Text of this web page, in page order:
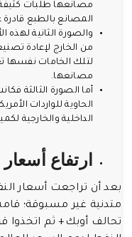
مصانعها طلبات
المصانع بالطبع
والصورة الثانية لهذه
من الخارج لإعادة
لتلك الخامات نفسها
مصانعها.
أما الصورة الثالثة
الحاوية للواردات
الداخلية والخارجية
ارتفاع
متدنية غير مسبوقة؛
تحالف أوبك+ ثم اتخذوا